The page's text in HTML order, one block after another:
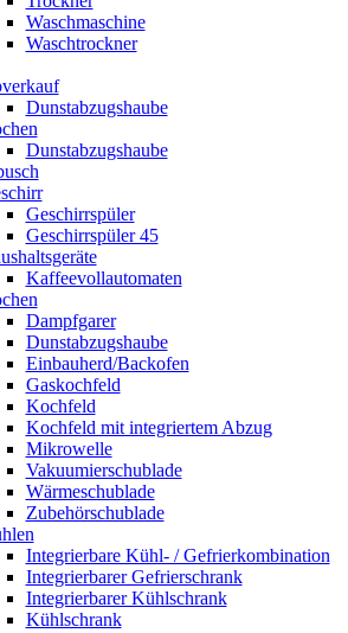
Waschmaschine
Waschtrockner
Dunstabzugshaube
Dunstabzugshaube
Geschirrspüler
Geschirrspüler 45
Kaffeevollautomaten
Dampfgarer
Dunstabzugshaube
Einbauherd/Backofen
Gaskochfeld
Kochfeld
Kochfeld mit integriertem Abzug
Mikrowelle
Vakuumierschublade
Wärmeschublade
Zubehörschublade
Integrierbare Kühl- / Gefrierkombination
Integrierbarer Gefrierschrank
Integrierbarer Kühlschrank
Kühlschrank